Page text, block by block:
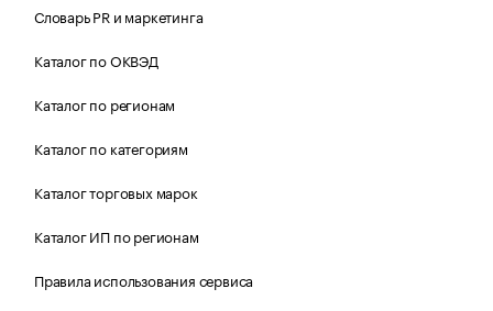
Словарь PR и маркетинга
Каталог по ОКВЭД
Каталог по регионам
Каталог по категориям
Каталог торговых марок
Каталог ИП по регионам
Правила использования сервиса